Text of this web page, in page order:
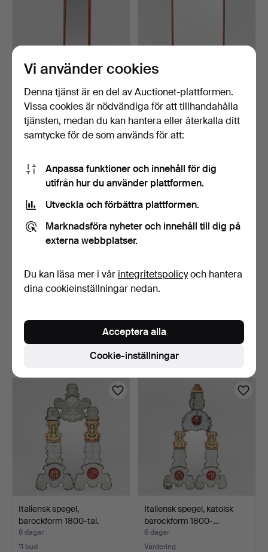
Väggspegel med ram i
massiv teak och cirku…
AKSEL KJERSGAARD
(1921-97). Spegel av tea…
6 dagar
speglar av teak med …
1 bud
rokokostil, front k…
6 dagar
Värdering
773 USD
Italiensk spegel,
barockform 1800-tal.
6 dagar
11 bud
Italiensk spegel, katolsk
barockform 1800-…
6 dagar
Värdering
Vi använder cookies
Denna tjänst är en del av Auctionet-plattformen.
Vissa cookies är nödvändiga för att tillhandahålla
tjänsten, medan du kan hantera eller återkalla ditt
samtycke för de som används för att:
Anpassa funktioner och innehåll för dig
utifrån hur du använder plattformen.
Utveckla och förbättra plattformen.
Marknadsföra nyheter och innehåll till dig på
externa webbplatser.
Du kan läsa mer i vår integritetspolicyoch hantera
dina cookieinställningar nedan.
Cookie-inställningar
Acceptera alla